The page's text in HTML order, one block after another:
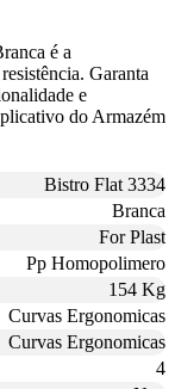
é a
Garanta
e
do Armazém
Bistro Flat 3334
Branca
For Plast
Pp Homopolimero
154 Kg
Curvas Ergonomicas
Curvas Ergonomicas
4